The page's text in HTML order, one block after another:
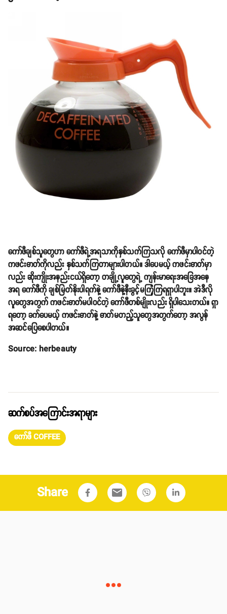
ကော်ဖီချစ်သူတွေဟာ ကော်ဖီရဲ့အရသာကိုနှစ်သက်ကြသလို ကော်ဖီမှာပါဝင်တဲ့
ကဖင်းဓာတ်ကိုလည်း နှစ်သက်ကြတာများပါတယ်။ ဒါပေမယ့် ကဖင်းဓာတ်မှာ
လည်း ဆိုးကျိုးအနည်းငယ်ရှိတော့ တချို့လူတွေရဲ့ ကျန်းမာရေးအခြေအနေ
အရ ကော်ဖီကို ချစ်မြတ်နိုးပါရက်နဲ့ ကော်ဖီနဲ့နီးခွင့်မကြုံကြရရှာပါဘူး။ အဲဒီလို
လူတွေအတွက် ကဖင်းဓာတ်မပါဝင်တဲ့ ကော်ဖီတစ်မျိုးလည်း ရှိပါသေးတယ်။ ရှာ
ရတော့ ခက်ပေမယ့် ကဖင်းဓာတ်နဲ့ ဓာတ်မတည့်သူတွေအတွက်တော့ အလွန်
အဆင်ပြေစေပါတယ်။
Source: herbeauty
ဆက်စပ်အကြောင်းအရာများ
ကော်ဖီ COFFEE
Share email